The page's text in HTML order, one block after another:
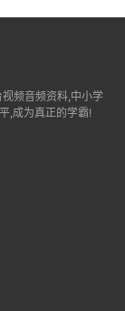
频音频资料,中小学
,成为真正的学霸!